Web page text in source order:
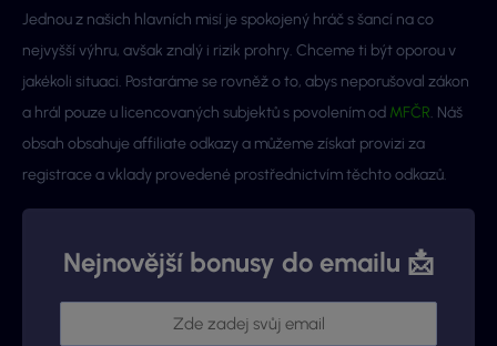
Jednou z našich hlavních misí je spokojený hráč s šancí na co
nejvyšší výhru, avšak znalý i rizik prohry. Chceme ti být oporou v
jakékoli situaci. Postaráme se rovněž o to, abys neporušoval zákon
a hrál pouze u licencovaných subjektů s povolením od MFČR. Náš
obsah obsahuje affiliate odkazy a můžeme získat provizi za
registrace a vklady provedené prostřednictvím těchto odkazů.
Nejnovější bonusy do emailu 📩